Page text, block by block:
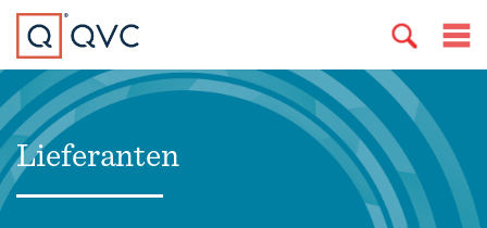
Lieferanten